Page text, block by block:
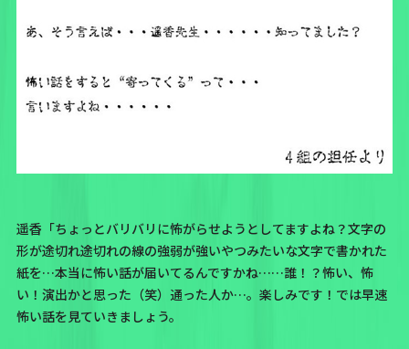
遥香「ちょっとバリバリに怖がらせようとしてますよね？文字の
形が途切れ途切れの線の強弱が強いやつみたいな文字で書かれた
紙を…本当に怖い話が届いてるんですかね……誰！？怖い、怖
い！演出かと思った（笑）通った人か…。楽しみです！では早速
怖い話を見ていきましょう。